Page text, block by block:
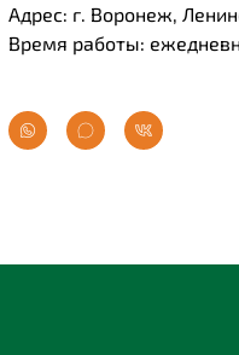
Адрес: г. Воронеж,
Время работы: